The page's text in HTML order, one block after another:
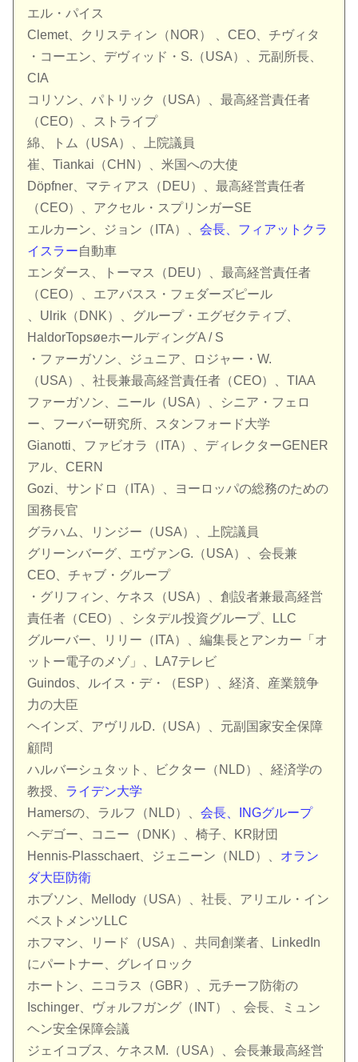
エル・パイス
Clemet、クリスティン（NOR） 、CEO、チヴィタ
・コーエン、デヴィッド・S.（USA）、元副所長、
CIA
コリソン、パトリック（USA）、最高経営責任者
（CEO）、ストライプ
綿、トム（USA）、上院議員
崔、Tiankai（CHN）、米国への大使
Döpfner、マティアス（DEU）、最高経営責任者
（CEO）、アクセル・スプリンガーSE
エルカーン、ジョン（ITA）、会長、フィアットクラ
イスラー自動車
エンダース、トーマス（DEU）、最高経営責任者
（CEO）、エアバスス・フェダーズピール
、Ulrik（DNK）、グループ・エグゼクティブ、
HaldorTopsøeホールディングA / S
・ファーガソン、ジュニア、ロジャー・W.
（USA）、社長兼最高経営責任者（CEO）、TIAA
ファーガソン、ニール（USA）、シニア・フェロ
ー、フーバー研究所、スタンフォード大学
Gianotti、ファビオラ（ITA）、ディレクターGENER
アル、CERN
Gozi、サンドロ（ITA）、ヨーロッパの総務のための
国務長官
グラハム、リンジー（USA）、上院議員
グリーンバーグ、エヴァンG.（USA）、会長兼
CEO、チャブ・グループ
・グリフィン、ケネス（USA）、創設者兼最高経営
責任者（CEO）、シタデル投資グループ、LLC
グルーバー、リリー（ITA）、編集長とアンカー「オ
ットー電子のメゾ」、LA7テレビ
Guindos、ルイス・デ・（ESP）、経済、産業競争
力の大臣
ヘインズ、アヴリルD.（USA）、元副国家安全保障
顧問
ハルバーシュタット、ビクター（NLD）、経済学の
教授、 ライデン大学
Hamersの、ラルフ（NLD）、会長、INGグループ
ヘデゴー、コニー（DNK）、椅子、KR財団
Hennis-Plasschaert、ジェニーン（NLD）、 オラン
ダ大臣防衛
ホブソン、Mellody（USA）、社長、アリエル・イン
ベストメンツLLC
ホフマン、リード（USA）、共同創業者、LinkedIn
にパートナー、グレイロック
ホートン、ニコラス（GBR）、元チーフ防衛の
Ischinger、ヴォルフガング（INT） 、会長、ミュン
ヘン安全保障会議
ジェイコブス、ケネスM.（USA）、会長兼最高経営